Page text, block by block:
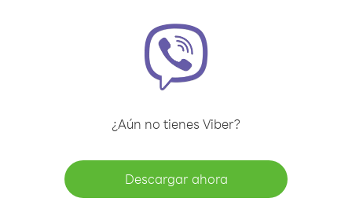
¿Aún no tienes Viber?
Descargar ahora